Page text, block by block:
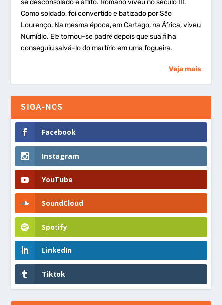
se desconsolado e aflito. Romano viveu no século III.
Como soldado, foi convertido e batizado por São
Lourenço. Na mesma época, em Cartago, na África, viveu
Numídio. Ele tornou-se padre depois que sua filha
conseguiu salvá-lo do martírio em uma fogueira.
Veja mais
SIGA-NOS
Facebook
Instagram
YouTube
SoundCloud
Spotify
LinkedIn
Tiktok